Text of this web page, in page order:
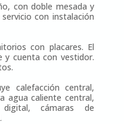
con doble mesada y
con instalación
con placares. El
y cuenta con vestidor.
calefacción central,
agua caliente central,
cámaras de